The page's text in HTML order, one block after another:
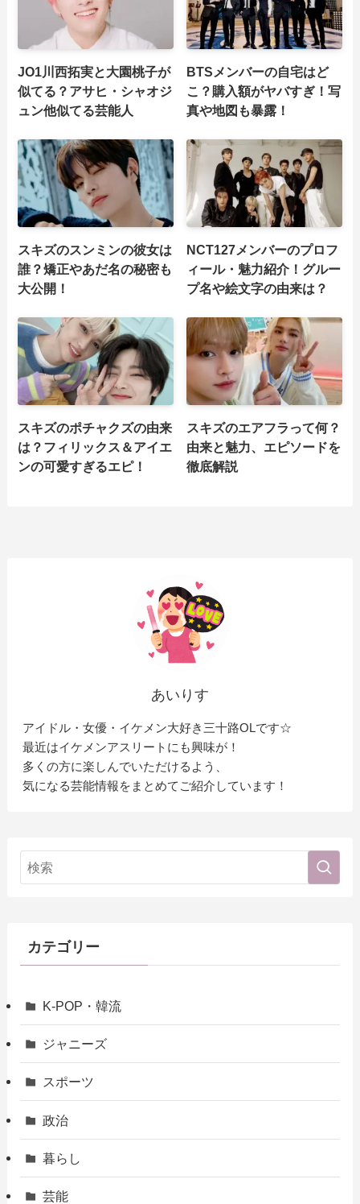
JO1川西拓実と大園桃子が
似てる？アサヒ・シャオジ
ュン他似てる芸能人
BTSメンバーの自宅はど
こ？購入額がヤバすぎ！写
真や地図も暴露！
スキズのスンミンの彼女は
誰？矯正やあだ名の秘密も
大公開！
NCT127メンバーのプロフ
ィール・魅力紹介！グルー
プ名や絵文字の由来は？
スキズのポチャクズの由来
は？フィリックス＆アイエ
ンの可愛すぎるエピ！
スキズのエアフラって何？
由来と魅力、エピソードを
徹底解説
あいりす
アイドル・女優・イケメン大好き三十路OLです☆
最近はイケメンアスリートにも興味が！
多くの方に楽しんでいただけるよう、
気になる芸能情報をまとめてご紹介しています！
カテゴリー
K-POP・韓流
ジャニーズ
スポーツ
政治
暮らし
芸能